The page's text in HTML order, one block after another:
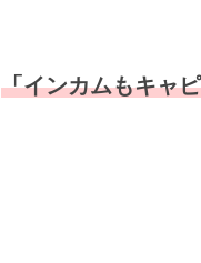
「インカムもキャ